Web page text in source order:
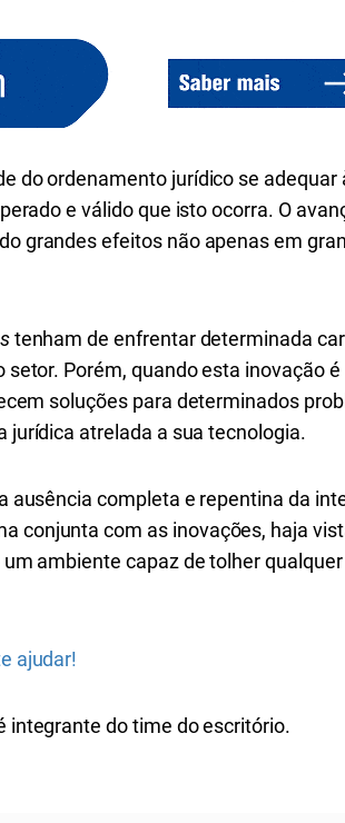
do ordenamento jurídico se
e válido que isto ocorra. O
grandes efeitos não apenas em
tenham de enfrentar determinada
Porém, quando esta inovação
soluções para determinados
jurídica atrelada a sua tecnologia.
completa e repentina da
conjunta com as inovações, haja
ambiente capaz de tolher
ajudar!
integrante do time do escritório.